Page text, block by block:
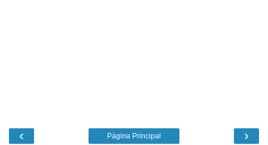
‹ ›
Página Principal